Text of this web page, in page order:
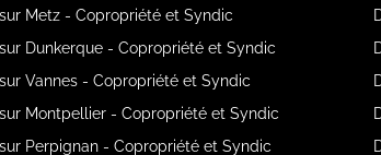
Metz - Copropriété et Syndic
Dunkerque - Copropriété et Syndic
Vannes - Copropriété et Syndic
Montpellier - Copropriété et Syndic
Perpignan - Copropriété et Syndic